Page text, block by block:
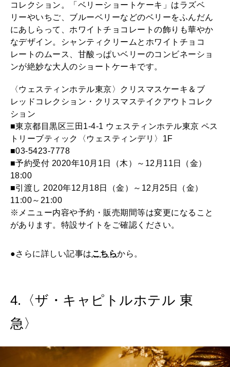
コレクション。「ベリーショートケーキ」はラズベ
リーやいちご、ブルーベリーなどのベリーをふんだん
にあしらって、ホワイトチョコレートの飾りも華やか
なデザイン。シャンティクリームとホワイトチョコ
レートのムース、甘酸っぱいベリーのコンビネーショ
ンが絶妙な大人のショートケーキです。
〈ウェスティンホテル東京〉クリスマスケーキ＆ブ
レッドコレクション・クリスマステイクアウトコレク
ション
■東京都目黒区三田1-4-1 ウェスティンホテル東京 ペス
トリーブティック〈ウェスティンデリ〉1F
■03-5423-7778
■予約受付 2020年10月1日（木）～12月11日（金）
18:00
■引渡し 2020年12月18日（金）～12月25日（金）
11:00～21:00
※メニュー内容や予約・販売期間等は変更になること
があります。特設サイトをご確認ください。
●さらに詳しい記事はこちらから。
4.〈ザ・キャピトルホテル 東
急〉